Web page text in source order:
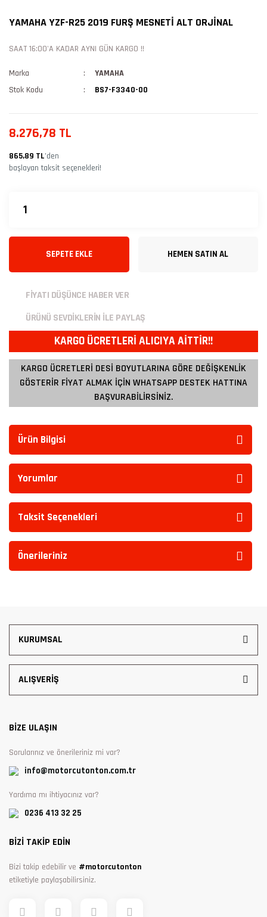
YAMAHA YZF-R25 2019 FURŞ MESNETİ ALT ORJİNAL
SAAT 16:00'A KADAR AYNI GÜN KARGO !!
Marka
YAMAHA
Stok Kodu
BS7-F3340-00
8.276,78 TL
865,89 TL’den
başlayan taksit seçenekleri!
SEPETE EKLE HEMEN SATIN AL
FİYATI DÜŞÜNCE HABER VER
ÜRÜNÜ SEVDİKLERİN İLE PAYLAŞ
KARGO ÜCRETLERİ ALICIYA AİTTİR!!
KARGO ÜCRETLERİ DESİ BOYUTLARINA GÖRE DEĞİŞKENLİK
GÖSTERİR FİYAT ALMAK İÇİN WHATSAPP DESTEK HATTINA
BAŞVURABİLİRSİNİZ.
Ürün Bilgisi
Yorumlar
Taksit Seçenekleri
Önerileriniz
KURUMSAL
ALIŞVERİŞ
BİZE ULAŞIN
Sorularınız ve önerileriniz mi var?
info@motorcutonton.com.tr
Yardıma mı ihtiyacınız var?
0236 413 32 25
BİZİ TAKİP EDİN
Bizi takip edebilir ve #motorcutonton
etiketiyle paylaşabilirsiniz.